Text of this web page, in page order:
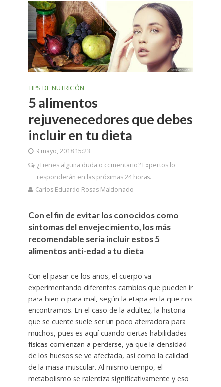
TIPS DE NUTRICIÓN
5 alimentos
rejuvenecedores que debes
incluir en tu dieta
9 mayo, 2018 15:23
¿Tienes alguna duda o comentario? Expertos lo
responderán en las próximas 24 horas.
Carlos Eduardo Rosas Maldonado
Con el fin de evitar los conocidos como
síntomas del envejecimiento, los más
recomendable sería incluir estos 5
alimentos anti-edad a tu dieta
Con el pasar de los años, el cuerpo va
experimentando diferentes cambios que pueden ir
para bien o para mal, según la etapa en la que nos
encontramos. En el caso de la adultez, la historia
que se cuente suele ser un poco aterradora para
muchos, pues es aquí cuando ciertas habilidades
físicas comienzan a perderse, ya que la densidad
de los huesos se ve afectada, así como la calidad
de la masa muscular. Al mismo tiempo, el
metabolismo se ralentiza significativamente y eso